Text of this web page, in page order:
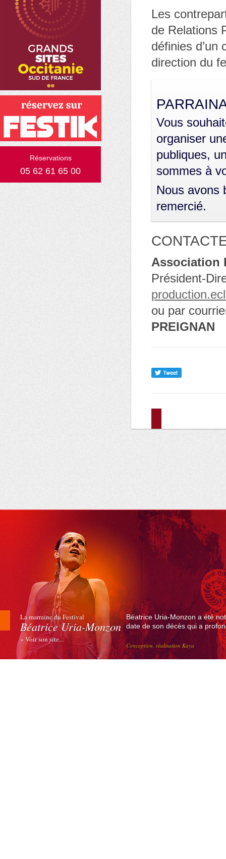
Réservations
05 62 61 65 00
Les
de Relations
définies
direction du
Vous
organiser
publiques,
sommes à
Nous avons
remercié.
Association
Président-
ou par
PREIGNAN
La marraine du Festival
Béatrice Uria-Monzon
» Voir son site...
Béatrice Uria-Monzon a été
date de son décès qui a
Conception, réalisation Kaya